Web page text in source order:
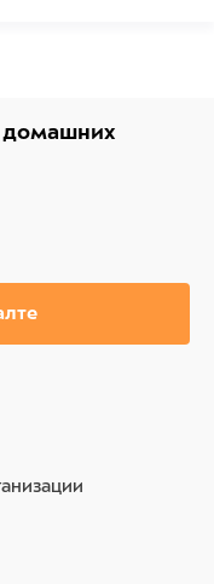
домашних